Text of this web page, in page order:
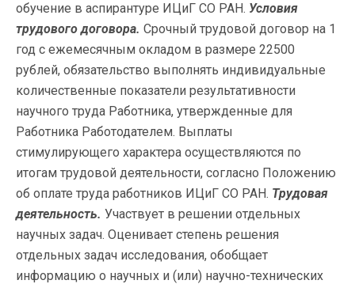
обучение в аспирантуре ИЦиГ СО РАН. Условия
трудового договора. Срочный трудовой договор на 1
год с ежемесячным окладом в размере 22500
рублей, обязательство выполнять индивидуальные
количественные показатели результативности
научного труда Работника, утвержденные для
Работника Работодателем. Выплаты
стимулирующего характера осуществляются по
итогам трудовой деятельности, согласно Положению
об оплате труда работников ИЦиГ СО РАН. Трудовая
деятельность. Участвует в решении отдельных
научных задач. Оценивает степень решения
отдельных задач исследования, обобщает
информацию о научных и (или) научно-технических